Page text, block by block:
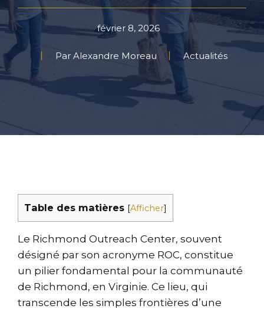
février 8, 2026
Par Alexandre Moreau Actualités
Table des matières [Afficher]
Le Richmond Outreach Center, souvent
désigné par son acronyme ROC, constitue
un pilier fondamental pour la communauté
de Richmond, en Virginie. Ce lieu, qui
transcende les simples frontières d’une